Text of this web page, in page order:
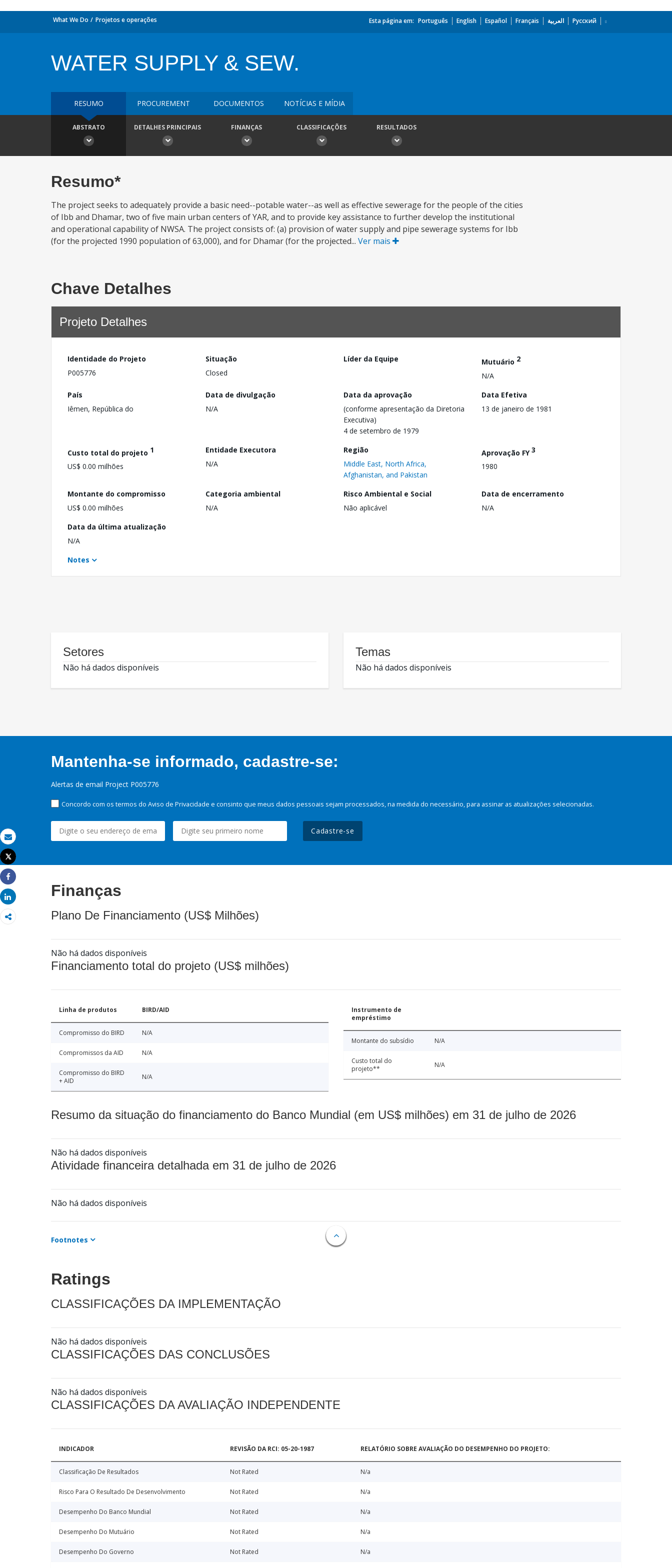
Email
Imprimir
Tweet
Share
Share
What We Do Projetos e operações Esta página em: Português English Español Français العربية Русский
WATER SUPPLY & SEW.
RESUMO PROCUREMENT DOCUMENTOS NOTÍCIAS E MÍDIA
ABSTRATO DETALHES PRINCIPAIS FINANÇAS CLASSIFICAÇÕES RESULTADOS
Resumo*
The project seeks to adequately provide a basic need--potable water--as well as effective sewerage for the people of the cities
of Ibb and Dhamar, two of five main urban centers of YAR, and to provide key assistance to further develop the institutional
and operational capability of NWSA. The project consists of: (a) provision of water supply and pipe sewerage systems for Ibb
(for the projected 1990 population of 63,000), and for Dhamar (for the projected... Ver mais
Chave Detalhes
Projeto Detalhes
Identidade do Projeto
P005776
Situação
Closed
Líder da Equipe Mutuário 2
N/A
País
Iêmen, República do
Data de divulgação
N/A
Data da aprovação
(conforme apresentação da Diretoria
Executiva)
4 de setembro de 1979
Data Efetiva
13 de janeiro de 1981
Custo total do projeto 1
US$ 0.00 milhões
Entidade Executora
N/A
Região
Middle East, North Africa,
Afghanistan, and Pakistan
Aprovação FY3
1980
Montante do compromisso
US$ 0.00 milhões
Categoria ambiental
N/A
Risco Ambiental e Social
Não aplicável
Data de encerramento
N/A
Data da última atualização
N/A
Notes
Setores
Não há dados disponíveis
Temas
Não há dados disponíveis
Mantenha-se informado, cadastre-se:
Alertas de email Project P005776
Concordo com os termos do Aviso de Privacidade e consinto que meus dados pessoais sejam processados, na medida do necessário, para assinar as atualizações selecionadas.
Cadastre-se
Finanças
Plano De Financiamento (US$ Milhões)
Não há dados disponíveis
Financiamento total do projeto (US$ milhões)
Linha de produtos BIRD/AID
Compromisso do BIRD N/A
Compromissos da AID N/A
Compromisso do BIRD
+ AID
N/A
Instrumento de
empréstimo
Montante do subsídio N/A
Custo total do
projeto**
N/A
Resumo da situação do financiamento do Banco Mundial (em US$ milhões) em 31 de julho de 2026
Não há dados disponíveis
Atividade financeira detalhada em 31 de julho de 2026
Não há dados disponíveis
Footnotes
Ratings
CLASSIFICAÇÕES DA IMPLEMENTAÇÃO
Não há dados disponíveis
CLASSIFICAÇÕES DAS CONCLUSÕES
Não há dados disponíveis
CLASSIFICAÇÕES DA AVALIAÇÃO INDEPENDENTE
INDICADOR REVISÃO DA RCI: 05-20-1987 RELATÓRIO SOBRE AVALIAÇÃO DO DESEMPENHO DO PROJETO:
Classificação De Resultados Not Rated N/a
Risco Para O Resultado De Desenvolvimento Not Rated N/a
Desempenho Do Banco Mundial Not Rated N/a
Desempenho Do Mutuário Not Rated N/a
Desempenho Do Governo Not Rated N/a